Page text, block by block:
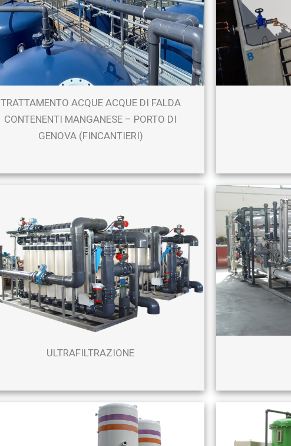
TRATTAMENTO ACQUE ACQUE DI FALDA
CONTENENTI MANGANESE – PORTO DI
GENOVA (FINCANTIERI)
ULTRAFILTRAZIONE